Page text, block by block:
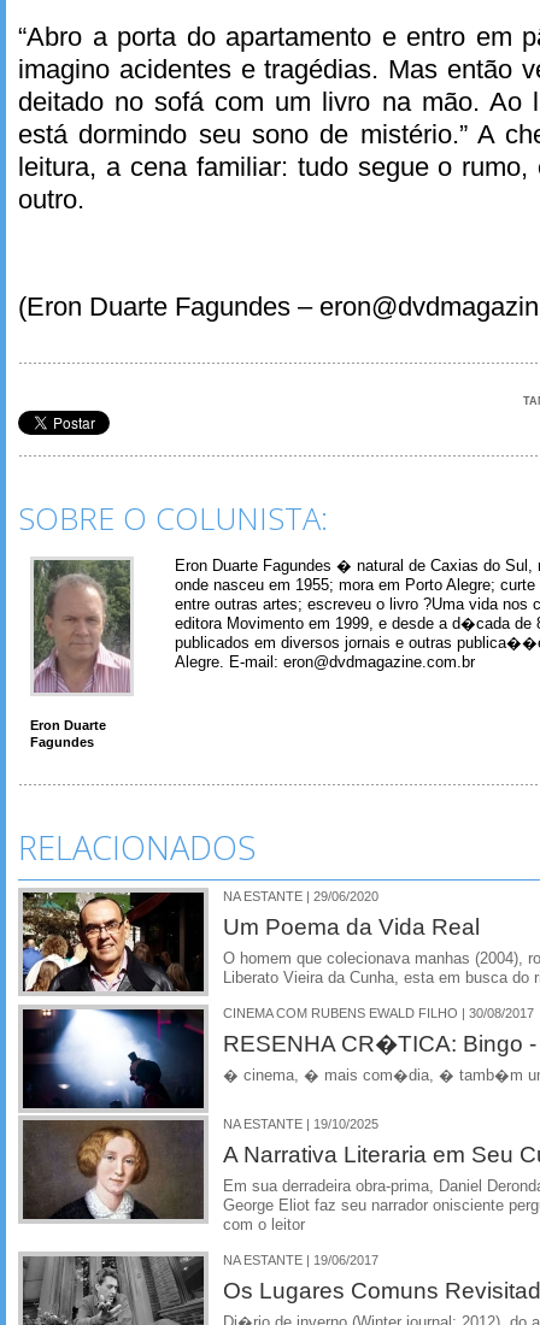
“Abro a porta do apartamento e entro em
imagino acidentes e tragédias. Mas então
deitado no sofá com um livro na mão. Ao
está dormindo seu sono de mistério.” A
leitura, a cena familiar: tudo segue o
outro.
(Eron Duarte Fagundes –
SOBRE O COLUNISTA:
Eron Duarte
Fagundes
Eron Duarte Fagundes � natural de Caxias do Sul,
onde nasceu em 1955; mora em Porto Alegre;
entre outras artes; escreveu o livro ?Uma vida nos
editora Movimento em 1999, e desde a d�cada de
publicados em diversos jornais e outras
Alegre. E-mail: eron@dvdmagazine.com.br
RELACIONADOS
NA ESTANTE | 29/06/2020
Um Poema da Vida Real
O homem que colecionava manhas (2004),
Liberato Vieira da Cunha, esta em busca do
CINEMA COM RUBENS EWALD FILHO | 30/08/2017
RESENHA CR�TICA: Bingo
� cinema, � mais com�dia, � tamb�m
NA ESTANTE | 19/10/2025
A Narrativa Literaria em Seu
Em sua derradeira obra-prima, Daniel
George Eliot faz seu narrador onisciente
com o leitor
NA ESTANTE | 19/06/2017
Os Lugares Comuns